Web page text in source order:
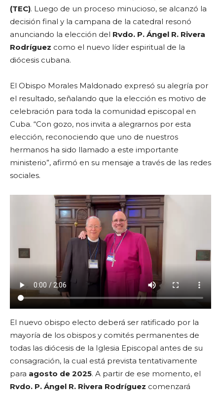
(TEC). Luego de un proceso minucioso, se alcanzó la
decisión final y la campana de la catedral resonó
anunciando la elección del Rvdo. P. Ángel R. Rivera
Rodríguez como el nuevo líder espiritual de la
diócesis cubana.
El Obispo Morales Maldonado expresó su alegría por
el resultado, señalando que la elección es motivo de
celebración para toda la comunidad episcopal en
Cuba. “Con gozo, nos invita a alegrarnos por esta
elección, reconociendo que uno de nuestros
hermanos ha sido llamado a este importante
ministerio”, afirmó en su mensaje a través de las redes
sociales.
El nuevo obispo electo deberá ser ratificado por la
mayoría de los obispos y comités permanentes de
todas las diócesis de la Iglesia Episcopal antes de su
consagración, la cual está prevista tentativamente
para agosto de 2025. A partir de ese momento, el
Rvdo. P. Ángel R. Rivera Rodríguez comenzará